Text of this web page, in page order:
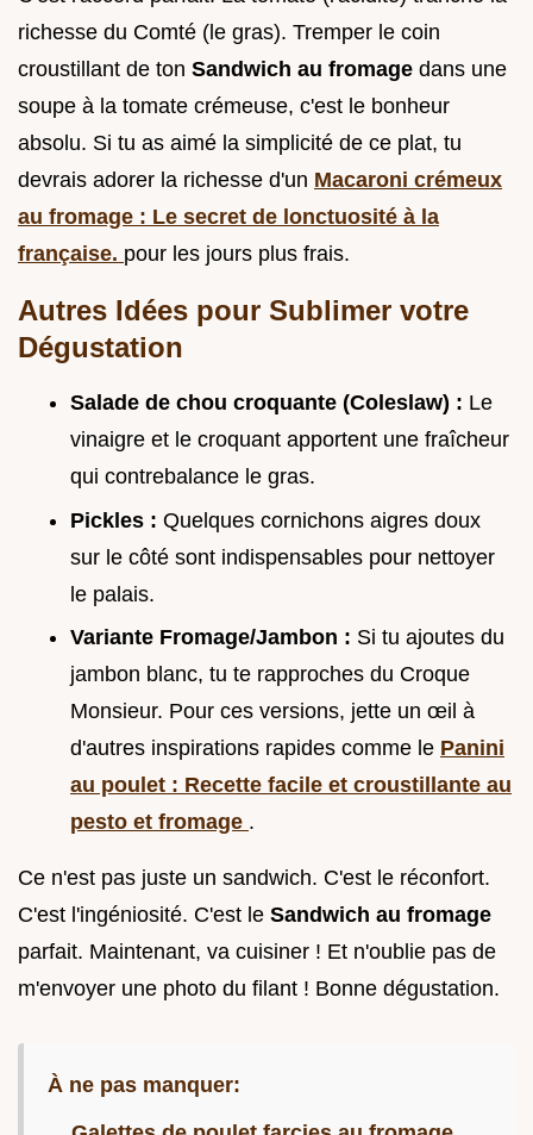
richesse du Comté (le gras). Tremper le coin
croustillant de ton Sandwich au fromage dans une
soupe à la tomate crémeuse, c'est le bonheur
absolu. Si tu as aimé la simplicité de ce plat, tu
devrais adorer la richesse d'un Macaroni crémeux
au fromage : Le secret de lonctuosité à la
française. pour les jours plus frais.
Autres Idées pour Sublimer votre
Dégustation
Salade de chou croquante (Coleslaw) : Le
vinaigre et le croquant apportent une fraîcheur
qui contrebalance le gras.
Pickles : Quelques cornichons aigres doux
sur le côté sont indispensables pour nettoyer
le palais.
Variante Fromage/Jambon : Si tu ajoutes du
jambon blanc, tu te rapproches du Croque
Monsieur. Pour ces versions, jette un œil à
d'autres inspirations rapides comme le Panini
au poulet : Recette facile et croustillante au
pesto et fromage .
Ce n'est pas juste un sandwich. C'est le réconfort.
C'est l'ingéniosité. C'est le Sandwich au fromage
parfait. Maintenant, va cuisiner ! Et n'oublie pas de
m'envoyer une photo du filant ! Bonne dégustation.
À ne pas manquer: